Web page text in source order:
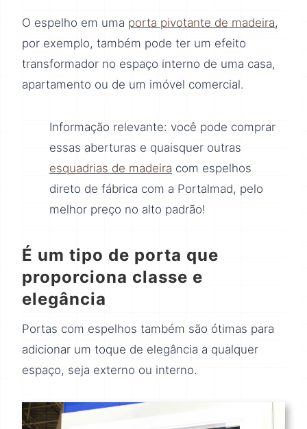
O espelho em uma porta pivotante de madeira,
por exemplo, também pode ter um efeito
transformador no espaço interno de uma casa,
apartamento ou de um imóvel comercial.
Informação relevante: você pode comprar
essas aberturas e quaisquer outras
esquadrias de madeira com espelhos
direto de fábrica com a Portalmad, pelo
melhor preço no alto padrão!
É um tipo de porta que
proporciona classe e
elegância
Portas com espelhos também são ótimas para
adicionar um toque de elegância a qualquer
espaço, seja externo ou interno.